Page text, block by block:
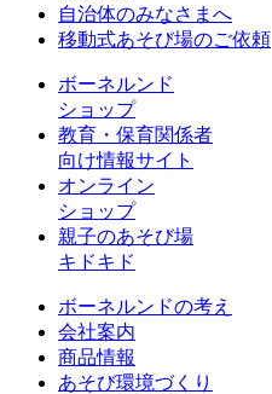
自治体のみなさまへ
移動式あそび場のご依頼
ボーネルンド
ショップ
教育・保育関係者
向け情報サイト
オンライン
ショップ
親子のあそび場
キドキド
ボーネルンドの考え
会社案内
商品情報
あそび環境づくり